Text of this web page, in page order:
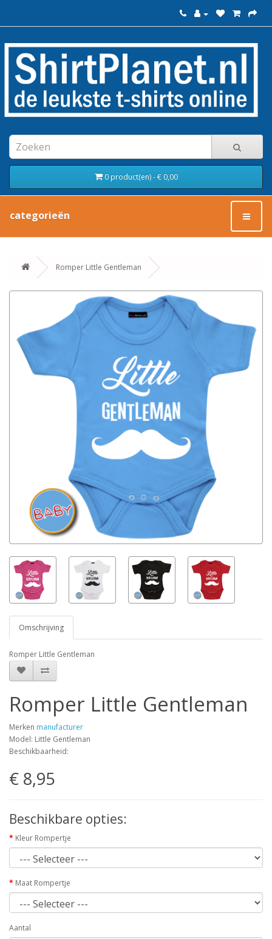
0 product(en) - € 0,00
categorieën
Romper Little Gentleman
Omschrijving
Romper Little Gentleman
Romper Little Gentleman
Merken manufacturer
Model: Little Gentleman
Beschikbaarheid:
€ 8,95
Beschikbare opties:
Kleur Rompertje
Maat Rompertje
Aantal